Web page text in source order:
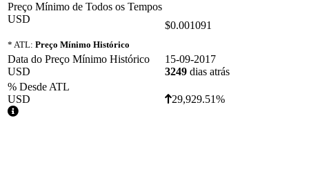
Preço Mínimo de Todos os Tempos
USD
* ATL: Preço Mínimo Histórico
$0.001091
Data do Preço Mínimo Histórico
USD
15-09-2017
3249 dias atrás
% Desde ATL
USD
29,929.51%